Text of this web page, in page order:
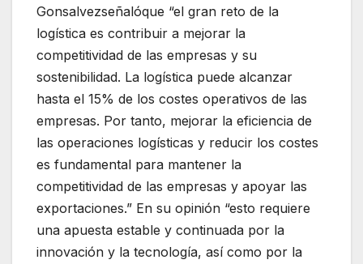
Gonsalvezseñalóque “el gran reto de la
logística es contribuir a mejorar la
competitividad de las empresas y su
sostenibilidad. La logística puede alcanzar
hasta el 15% de los costes operativos de las
empresas. Por tanto, mejorar la eficiencia de
las operaciones logísticas y reducir los costes
es fundamental para mantener la
competitividad de las empresas y apoyar las
exportaciones.” En su opinión “esto requiere
una apuesta estable y continuada por la
innovación y la tecnología, así como por la